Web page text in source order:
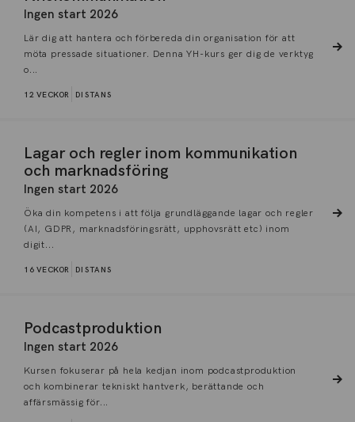
Ingen start 2026
Lär dig att hantera och förbereda din organisation för att
möta pressade situationer. Denna YH-kurs ger dig de verktyg
o...
12 VECKOR DISTANS
Lagar och regler inom kommunikation
och marknadsföring
Ingen start 2026
Öka din kompetens i att följa grundläggande lagar och regler
(AI, GDPR, marknadsföringsrätt, upphovsrätt etc) inom
digit...
16 VECKOR DISTANS
Podcastproduktion
Ingen start 2026
Kursen fokuserar på hela kedjan inom podcastproduktion
och kombinerar tekniskt hantverk, berättande och
affärsmässig för...